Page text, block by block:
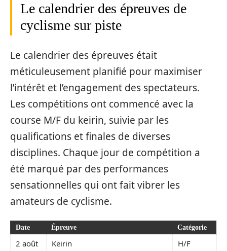
Le calendrier des épreuves de
cyclisme sur piste
Le calendrier des épreuves était
méticuleusement planifié pour maximiser
l’intérêt et l’engagement des spectateurs.
Les compétitions ont commencé avec la
course M/F du keirin, suivie par les
qualifications et finales de diverses
disciplines. Chaque jour de compétition a
été marqué par des performances
sensationnelles qui ont fait vibrer les
amateurs de cyclisme.
Date Épreuve Catégorie
2 août Keirin
H/F